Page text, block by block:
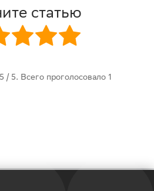
статью
5 / 5. Всего проголосовало 1